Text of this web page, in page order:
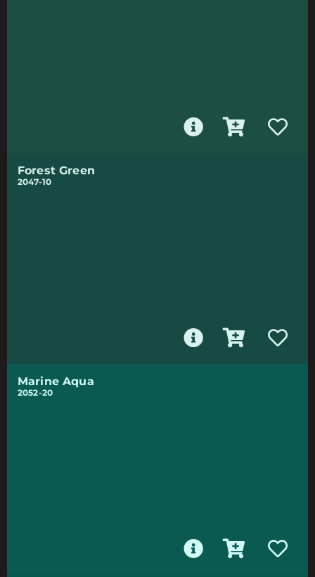
Forest Green
2047-10
Marine Aqua
2052-20